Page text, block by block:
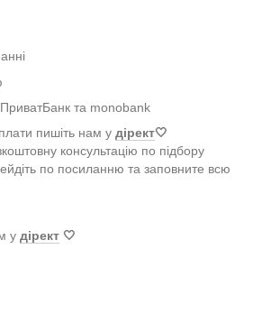
та monobank
пишіть нам у дірект🤍
консультацію по підбору
по посиланню та заповните всю
у дірект 🤍